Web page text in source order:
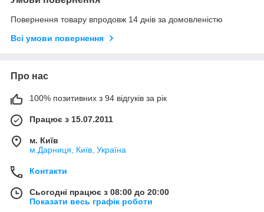
Повернення товару впродовж 14 днів за домовленістю
Всі умови повернення
Про нас
100% позитивних з 94 відгуків за рік
Працює з 15.07.2011
м. Київ
м.Дарниця, Київ, Україна
Контакти
Сьогодні працює з 08:00 до 20:00
Показати весь графік роботи